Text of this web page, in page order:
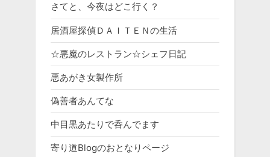
さてと、今夜はどこ行く？
居酒屋探偵ＤＡＩＴＥＮの生活
☆悪魔のレストラン☆シェフ日記
悪あがき女製作所
偽善者あんてな
中目黒あたりで呑んでます
寄り道Blogのおとなりページ